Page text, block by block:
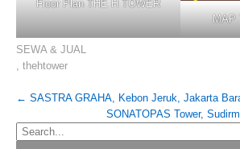
Floor Plan THE H TOWER
MAP
SEWA & JUAL
, thehtower
Post
navigation
← SASTRA GRAHA, Kebon Jeruk, Jakarta
SONATOPAS Tower,